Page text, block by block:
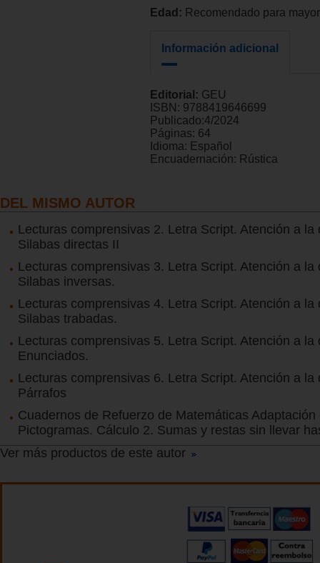
Edad: Recomendado para
Información adicional
Editorial: GEU
ISBN: 9788419646699
Publicado:4/2024
Páginas: 64
Idioma: Español
Encuadernación: Rústica
DEL MISMO AUTOR
Lecturas comprensivas 2. Letra Script. Atención a la
Silabas directas II
Lecturas comprensivas 3. Letra Script. Atención a la
Silabas inversas.
Lecturas comprensivas 4. Letra Script. Atención a la
Silabas trabadas.
Lecturas comprensivas 5. Letra Script. Atención a la
Enunciados.
Lecturas comprensivas 6. Letra Script. Atención a la
Párrafos
Cuadernos de Refuerzo de Matemáticas Adaptación
Pictogramas. Cálculo 2. Sumas y restas sin llevar
Ver más productos de este autor